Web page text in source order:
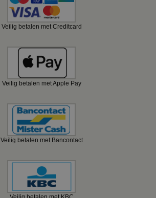
Veilig betalen met Creditcard
Veilig betalen met Apple Pay
Veilig betalen met Bancontact